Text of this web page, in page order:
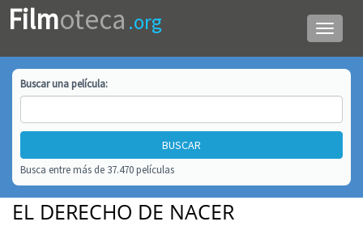
Menú
de
Filmoteca .org
Buscar unapelícula:
Busca entre más de 37.470 películas
EL DERECHO DE NACER